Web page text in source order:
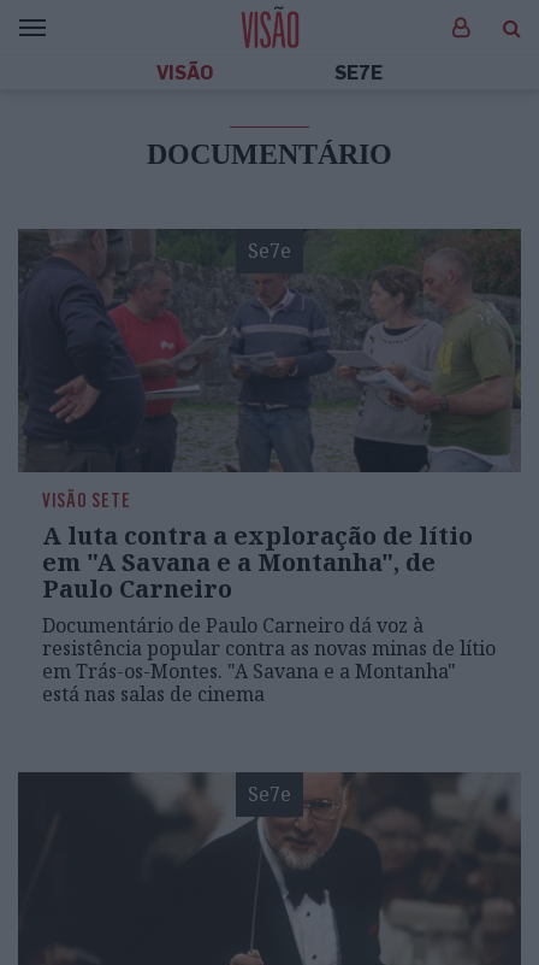
VISÃO SE7E
DOCUMENTÁRIO
Se7e
VISÃO SETE
A luta contra a exploração de lítio
em "A Savana e a Montanha", de
Paulo Carneiro
Documentário de Paulo Carneiro dá voz à
resistência popular contra as novas minas de lítio
em Trás-os-Montes. "A Savana e a Montanha"
está nas salas de cinema
Se7e